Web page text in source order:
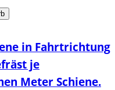
in Fahrtrichtung
je
Meter Schiene.